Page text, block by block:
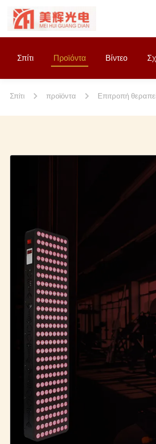
Σπίτι Προϊόντα Βίντεο
Σπίτι προϊόντα Επιτροπή